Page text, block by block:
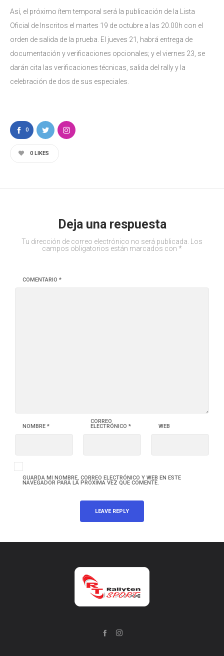
Así, el próximo ítem temporal será la publicación de la Lista
Oficial de Inscritos el martes 19 de octubre a las 20.00h con el
orden de salida de la prueba. El jueves 21, habrá entrega de
documentación y verificaciones opcionales; y el viernes 23, se
darán cita las verificaciones técnicas, salida del rally y la
celebración de dos de sus especiales.
0
0 LIKES
Deja una respuesta
Tu dirección de correo electrónico no será publicada.
Los
campos obligatorios están marcados con *
COMENTARIO *
NOMBRE *
CORREO
ELECTRÓNICO * WEB
GUARDA MI NOMBRE, CORREO ELECTRÓNICO Y WEB EN ESTE
NAVEGADOR PARA LA PRÓXIMA VEZ QUE COMENTE.